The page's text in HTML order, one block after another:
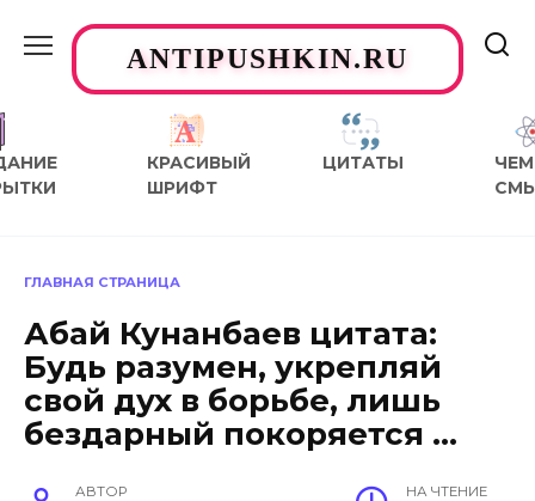
содержаниюANTIPUSHKIN.RU
КРАСИВЫЙ
ШРИФТ
ЦИТАТЫ
ЧЕМ
ГЛАВНАЯ СТРАНИЦА
Абай Кунанбаев цитата:
Будь разумен, укрепляй
свой дух в борьбе, лишь
бездарный покоряется …
АВТОР НА ЧТЕНИЕ